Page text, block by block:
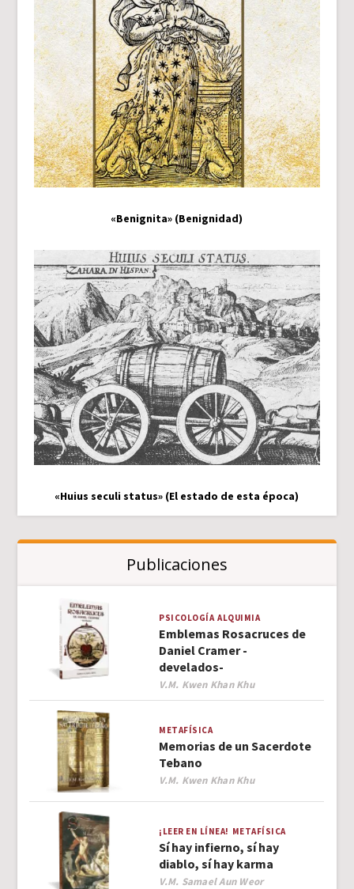
«Benignita» (Benignidad)
«Huius seculi status» (El estado de esta época)
Publicaciones
PSICOLOGÍA ALQUIMIA
Emblemas Rosacruces de
Daniel Cramer -
develados-
Author
V.M. Kwen Khan Khu
METAFÍSICA
Memorias de un Sacerdote
Tebano
Author
V.M. Kwen Khan Khu
¡LEER EN LÍNEA! METAFÍSICA
Sí hay infierno, sí hay
diablo, sí hay karma
Author
V.M. Samael Aun Weor